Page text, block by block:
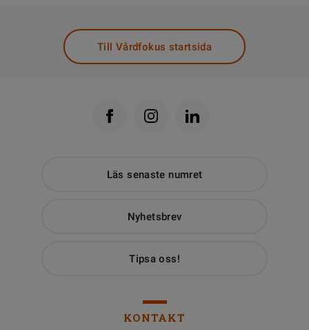
Till Vårdfokus startsida
Läs senaste numret
Nyhetsbrev
Tipsa oss!
KONTAKT